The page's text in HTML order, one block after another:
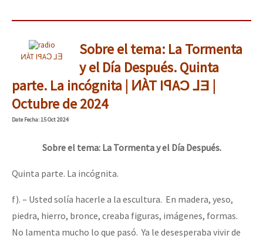
ͶÀT IꟼAƆ ⅃Ǝ
Sobre el tema: La Tormenta
y el Día Después. Quinta
parte. La incógnita | ͶÀT IꟼAƆ ⅃Ǝ |
Octubre de 2024
DateFecha: 15 Oct 2024
Sobre el tema: La Tormenta y el Día Después.
Quinta parte. La incógnita.
f). – Usted solía hacerle a la escultura. En madera, yeso,
piedra, hierro, bronce, creaba figuras, imágenes, formas.
No lamenta mucho lo que pasó. Ya le desesperaba vivir de